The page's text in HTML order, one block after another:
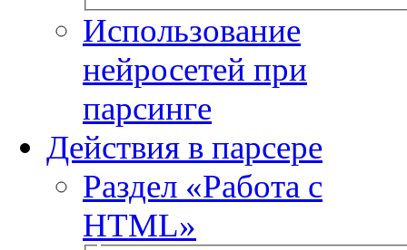
Использование
нейросетей при
парсинге
Действия в парсере
Раздел «Работа с
HTML»